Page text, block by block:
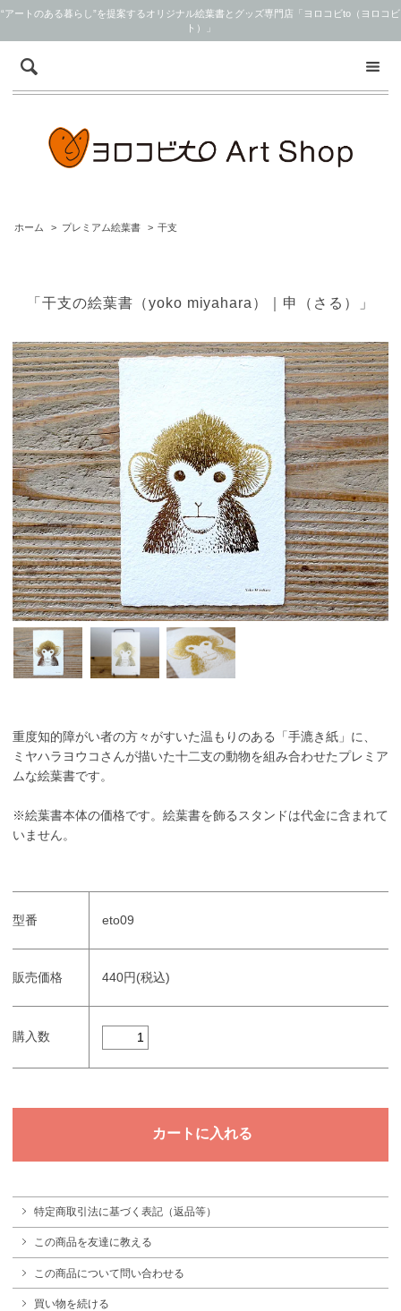
“アートのある暮らし”を提案するオリジナル絵葉書とグッズ専門店「ヨロコビto（ヨロコビ
ト）」
ホーム > プレミアム絵葉書 > 干支
「干支の絵葉書（yoko miyahara）｜申（さる）」
重度知的障がい者の方々がすいた温もりのある「手漉き紙」に、
ミヤハラヨウコさんが描いた十二支の動物を組み合わせたプレミア
ムな絵葉書です。
※絵葉書本体の価格です。絵葉書を飾るスタンドは代金に含まれて
いません。
型番 eto09
販売価格 440円(税込)
購入数
特定商取引法に基づく表記（返品等）
この商品を友達に教える
この商品について問い合わせる
買い物を続ける